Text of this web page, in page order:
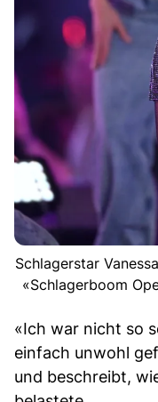
Schlagerstar
«Schlagerboom
«Ich war nicht so
einfach unwohl
und beschreibt,